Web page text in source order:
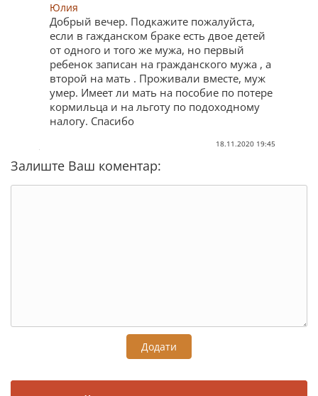
Юлия
Добрый вечер. Подкажите пожалуйста,
если в гажданском браке есть двое детей
от одного и того же мужа, но первый
ребенок записан на гражданского мужа , а
второй на мать . Проживали вместе, муж
умер. Имеет ли мать на пособие по потере
кормильца и на льготу по подоходному
налогу. Спасибо
18.11.2020 19:45
Залиште Ваш коментар:
Додати